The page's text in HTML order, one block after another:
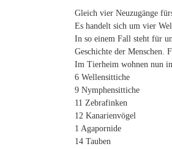
Gleich vier Neuzugänge
Es handelt sich um vier
In so einem Fall steht für
Geschichte der Menschen.
Im Tierheim wohnen nun
6 Wellensittiche
9 Nymphensittiche
11 Zebrafinken
12 Kanarienvögel
1 Agapornide
14 Tauben